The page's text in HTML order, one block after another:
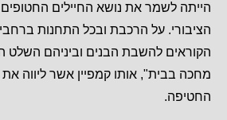
הייתה לשמר את נושא החיילים
הציבורי. על הרכבת ובכל התחנות
הקוראים להשבת הבנים וביניהם
מחכה בבית", אותו קמפיין אשר ליווה
החטיפה.